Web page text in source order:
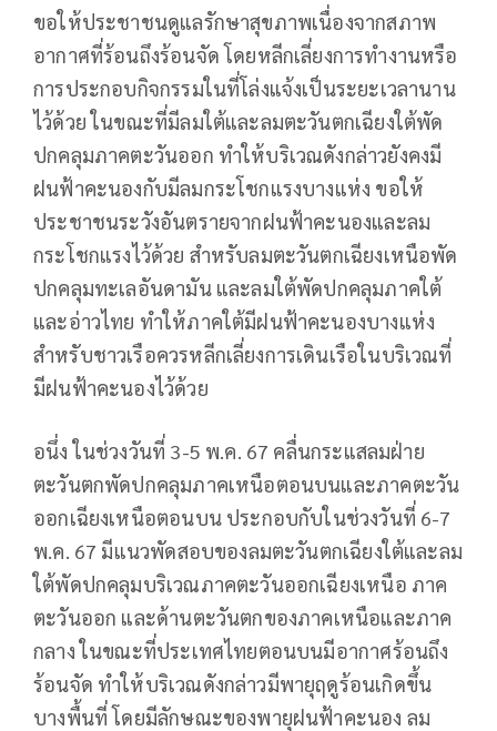
ขอให้ประชาชนดูแลรักษาสุขภาพเนื่องจากสภาพ
อากาศที่ร้อนถึงร้อนจัด โดยหลีกเลี่ยงการทำงานหรือ
การประกอบกิจกรรมในที่โล่งแจ้งเป็นระยะเวลานาน
ไว้ด้วย ในขณะที่มีลมใต้และลมตะวันตกเฉียงใต้พัด
ปกคลุมภาคตะวันออก ทำให้บริเวณดังกล่าวยังคงมี
ฝนฟ้าคะนองกับมีลมกระโชกแรงบางแห่ง ขอให้
ประชาชนระวังอันตรายจากฝนฟ้าคะนองและลม
กระโชกแรงไว้ด้วย สำหรับลมตะวันตกเฉียงเหนือพัด
ปกคลุมทะเลอันดามัน และลมใต้พัดปกคลุมภาคใต้
และอ่าวไทย ทำให้ภาคใต้มีฝนฟ้าคะนองบางแห่ง
สำหรับชาวเรือควรหลีกเลี่ยงการเดินเรือในบริเวณที่
มีฝนฟ้าคะนองไว้ด้วย
อนึ่ง ในช่วงวันที่ 3-5 พ.ค. 67 คลื่นกระแสลมฝ่าย
ตะวันตกพัดปกคลุมภาคเหนือตอนบนและภาคตะวัน
ออกเฉียงเหนือตอนบน ประกอบกับในช่วงวันที่ 6-7
พ.ค. 67 มีแนวพัดสอบของลมตะวันตกเฉียงใต้และลม
ใต้พัดปกคลุมบริเวณภาคตะวันออกเฉียงเหนือ ภาค
ตะวันออก และด้านตะวันตกของภาคเหนือและภาค
กลาง ในขณะที่ประเทศไทยตอนบนมีอากาศร้อนถึง
ร้อนจัด ทำให้บริเวณดังกล่าวมีพายุฤดูร้อนเกิดขึ้น
บางพื้นที่ โดยมีลักษณะของพายุฝนฟ้าคะนอง ลม